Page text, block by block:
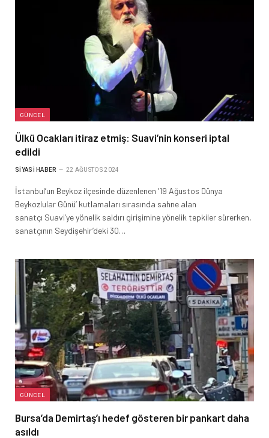
GÜNCEL
Ülkü Ocakları itiraz etmiş: Suavi’nin konseri iptal
edildi
SIYASI HABER 22 AĞUSTOS 2024
İstanbul’un Beykoz ilçesinde düzenlenen ’19 Ağustos Dünya
Beykozlular Günü’ kutlamaları sırasında sahne alan
sanatçı Suavi’ye yönelik saldırı girişimine yönelik tepkiler sürerken,
sanatçının Seydişehir’deki 30…
GÜNCEL
Bursa’da Demirtaş’ı hedef gösteren bir pankart daha
asıldı